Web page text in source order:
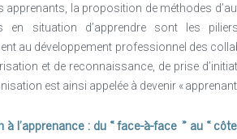
d’Industrie et d’Agriculture Française
ses membres, représenter la voix de la
pour le développement des
et a accompagné plus de 1000
de réflexion commune entreprises/
apprenants, la proposition de méthodes
en situation d’apprendre sont les
au développement professionnel des
et de reconnaissance, de prise
est ainsi appelée à devenir «
à l’apprenance : du « face-à-face » au «